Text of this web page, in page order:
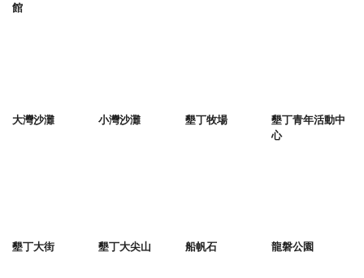
館
大灣沙灘 小灣沙灘 墾丁牧場
墾丁青年活動中
心
墾丁大街 墾丁大尖山 船帆石 龍磐公園